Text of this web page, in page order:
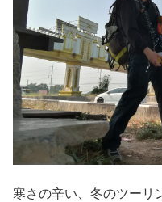
寒さの辛い、冬のツーリ